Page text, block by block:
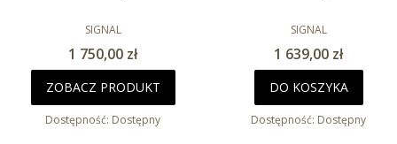
PRODUCENT
SIGNAL
Cena
1 750,00 zł
ZOBACZ PRODUKT
Dostępność: Dostępny
PRODUCENT
SIGNAL
Cena
1 639,00 zł
DO KOSZYKA
Dostępność: Dostępny